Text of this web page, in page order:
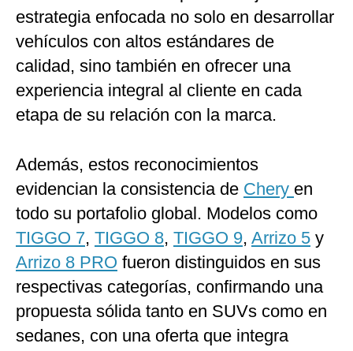
estrategia enfocada no solo en desarrollar
vehículos con altos estándares de
calidad, sino también en ofrecer una
experiencia integral al cliente en cada
etapa de su relación con la marca.
Además, estos reconocimientos
evidencian la consistencia de Chery en
todo su portafolio global. Modelos como
TIGGO 7, TIGGO 8, TIGGO 9, Arrizo 5 y
Arrizo 8 PRO fueron distinguidos en sus
respectivas categorías, confirmando una
propuesta sólida tanto en SUVs como en
sedanes, con una oferta que integra